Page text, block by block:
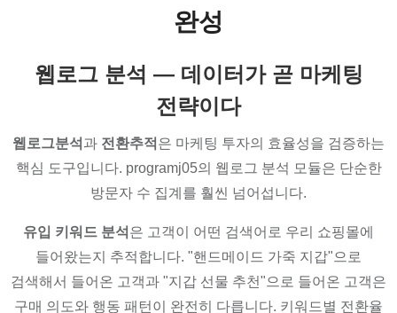
완성
웹로그 분석 — 데이터가 곧 마케팅
전략이다
웹로그분석 과 전환추적 은 마케팅 투자의 효율성을 검증하는
핵심 도구입니다. programj05의 웹로그 분석 모듈은 단순한
방문자 수 집계를 훨씬 넘어섭니다.
유입 키워드 분석 은 고객이 어떤 검색어로 우리 쇼핑몰에
들어왔는지 추적합니다. "핸드메이드 가죽 지갑"으로
검색해서 들어온 고객과 "지갑 선물 추천"으로 들어온 고객은
구매 의도와 행동 패턴이 완전히 다릅니다. 키워드별 전환율